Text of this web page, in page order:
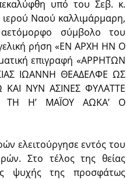
υπό του Σεβ. κ.
ιερού Ναού καλλιμάρμαρη,
σύμβολο του
ρήση «ΕΝ ΑΡΧΗ ΗΝ Ο
επιγραφή «ΑΡΡΗΤΩΝ
ΙΩΑΝΝΗ ΘΕΑΔΕΛΦΕ ΩΣ
ΝΥΝ ΑΣΙΝΕΣ ΦΥΛΑΤΤΕ
ΤΗ Η’ ΜΑΪΟΥ ΑΩΚΑ’ Ο
ελειτούργησε εντός του
Στo τέλος της θείας
ψυχής της προσφάτως